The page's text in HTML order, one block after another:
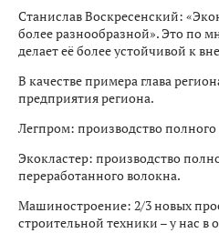
Станислав Воскресенский:
более разнообразной». Это по
делает её более устойчивой к
В качестве примера глава
предприятия региона.
Легпром: производство
Экокластер: производство
переработанного волокна.
Машиностроение: 2/3 новых
строительной техники – у нас в